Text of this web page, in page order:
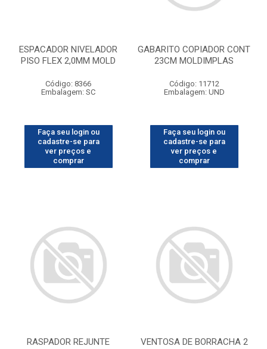
ESPACADOR NIVELADOR
PISO FLEX 2,0MM MOLD
Código: 8366
Embalagem: SC
Faça seu login ou
cadastre-se para
ver preços e
comprar
GABARITO COPIADOR CONT
23CM MOLDIMPLAS
Código: 11712
Embalagem: UND
Faça seu login ou
cadastre-se para
ver preços e
comprar
RASPADOR REJUNTE
VENTOSA DE BORRACHA 2